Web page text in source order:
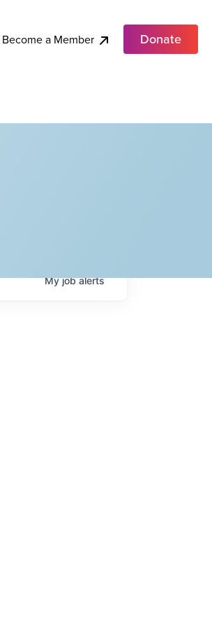
Become a Member Donate
Myjobalerts